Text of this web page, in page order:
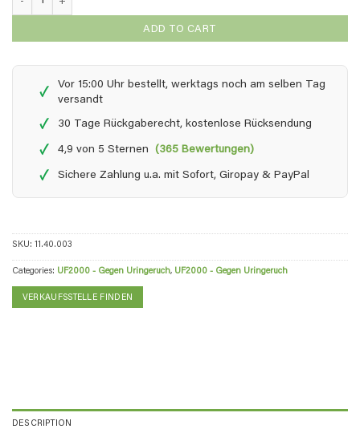
ADD TO CART
✓
Vor 15:00 Uhr bestellt, werktags noch am selben Tag
versandt
✓ 30 Tage Rückgaberecht, kostenlose Rücksendung
✓ 4,9 von 5 Sternen(365 Bewertungen)
✓ Sichere Zahlung u.a. mit Sofort, Giropay & PayPal
SKU: 11.40.003
Categories: UF2000 - Gegen Uringeruch, UF2000 - Gegen Uringeruch
VERKAUFSSTELLE FINDEN
DESCRIPTION